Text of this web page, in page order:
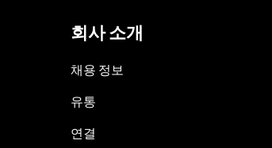
회사 소개
채용 정보
유통
연결